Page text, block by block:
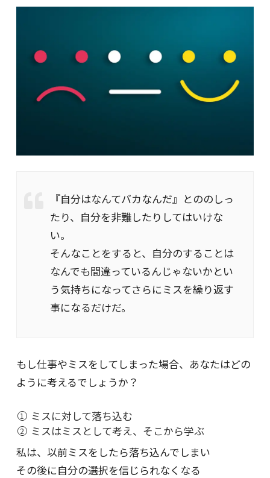
『自分はなんてバカなんだ』とののしっ
たり、自分を非難したりしてはいけな
い。
そんなことをすると、自分のすることは
なんでも間違っているんじゃないかとい
う気持ちになってさらにミスを繰り返す
事になるだけだ。
もし仕事やミスをしてしまった場合、あなたはどの
ように考えるでしょうか？
ミスに対して落ち込む
ミスはミスとして考え、そこから学ぶ
私は、以前ミスをしたら落ち込んでしまい
その後に自分の選択を信じられなくなる